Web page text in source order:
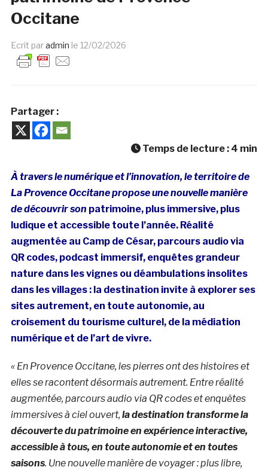
Occitane
Ecrit paradmin le 12/02/2026
Partager :
Temps de lecture : 4 min
À travers le numérique et l’innovation, le territoire de
La Provence Occitane propose une nouvelle manière
de découvrir son patrimoine, plus immersive, plus
ludique et accessible toute l’année. Réalité
augmentée au Camp de César, parcours audio via
QR codes, podcast immersif, enquêtes grandeur
nature dans les vignes ou déambulations insolites
dans les villages : la destination invite à explorer ses
sites autrement, en toute autonomie, au
croisement du tourisme culturel, de la médiation
numérique et de l’art de vivre.
« En Provence Occitane, les pierres ont des histoires et
elles se racontent désormais autrement. Entre réalité
augmentée, parcours audio via QR codes et enquêtes
immersives à ciel ouvert,la destination transforme la
découverte du patrimoine en expérience interactive,
accessible à tous, en toute autonomie et en toutes
saisons. Une nouvelle manière de voyager : plus libre,